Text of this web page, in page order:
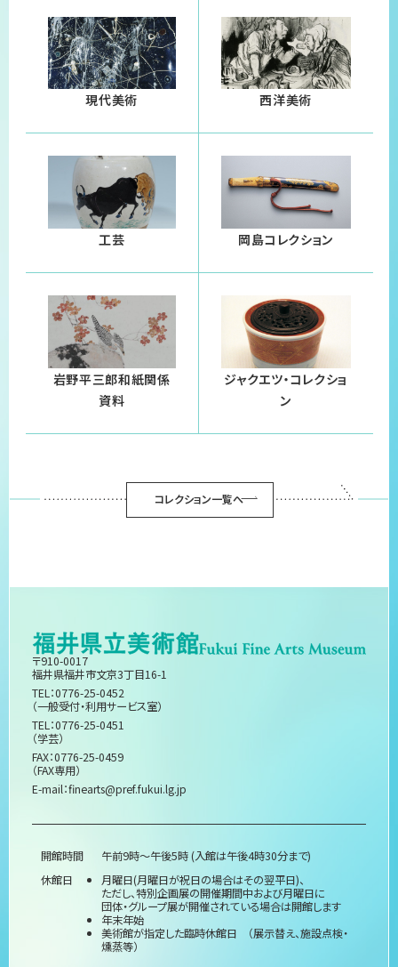
現代美術 西洋美術
工芸 岡島コレクション
岩野平三郎和紙関係
資料
ジャクエツ・コレクショ
ン
コレクション一覧へ
〒910-0017
福井県福井市文京3丁目16-1
TEL：0776-25-0452
（一般受付・利用サービス室）
TEL：0776-25-0451
（学芸）
FAX：0776-25-0459
（FAX専用）
E-mail：finearts@pref.fukui.lg.jp
開館時間
午前9時～午後5時 (入館は午後4時30分まで)
休館日
月曜日(月曜日が祝日の場合はその翌平日)、
ただし、特別企画展の開催期間中および月曜日に
団体・グループ展が開催されている場合は開館します
年末年始
美術館が指定した臨時休館日 （展示替え、施設点検・
燻蒸等）